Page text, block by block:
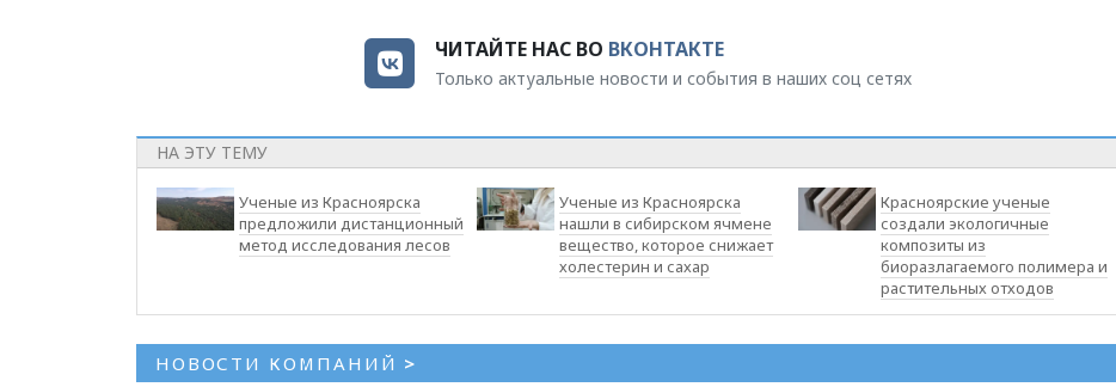
ЧИТАЙТЕ НАС ВО ВКОНТАКТЕ
Только актуальные новости и события в наших соц сетях
НА ЭТУ ТЕМУ
Ученые из Красноярска
предложили дистанционный
метод исследования лесов
Ученые из Красноярска
нашли в сибирском ячмене
вещество, которое снижает
холестерин и сахар
Красноярские ученые
создали экологичные
композиты из
биоразлагаемого полимера и
растительных отходов
НОВОСТИ КОМПАНИЙ >